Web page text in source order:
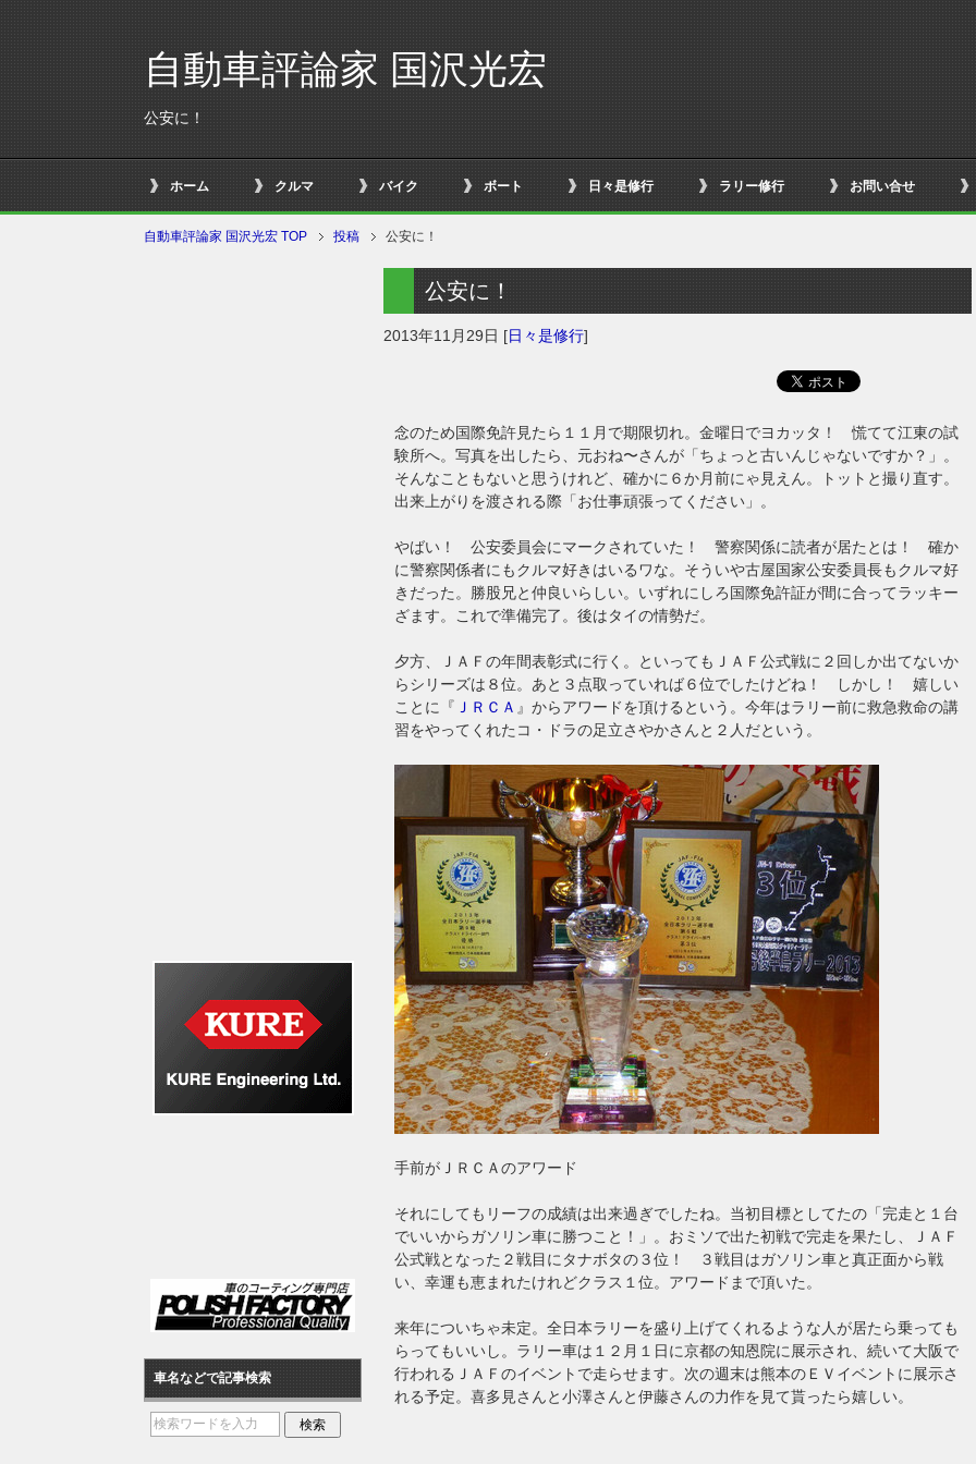
自動車評論家 国沢光宏
公安に！
ホーム クルマ バイク ボート 日々是修行 ラリー修行 お問い合せ
自動車評論家 国沢光宏 TOP 投稿 公安に！
公安に！
2013年11月29日 [日々是修行]
念のため国際免許見たら１１月で期限切れ。金曜日でヨカッタ！ 慌てて江東の試
験所へ。写真を出したら、元おね〜さんが「ちょっと古いんじゃないですか？」。
そんなこともないと思うけれど、確かに６か月前にゃ見えん。トットと撮り直す。
出来上がりを渡される際「お仕事頑張ってください」。
やばい！ 公安委員会にマークされていた！ 警察関係に読者が居たとは！ 確か
に警察関係者にもクルマ好きはいるワな。そういや古屋国家公安委員長もクルマ好
きだった。勝股兄と仲良いらしい。いずれにしろ国際免許証が間に合ってラッキー
ざます。これで準備完了。後はタイの情勢だ。
夕方、ＪＡＦの年間表彰式に行く。といってもＪＡＦ公式戦に２回しか出てないか
らシリーズは８位。あと３点取っていれば６位でしたけどね！ しかし！ 嬉しい
ことに『 ＪＲＣＡ 』からアワードを頂けるという。今年はラリー前に救急救命の講
習をやってくれたコ・ドラの足立さやかさんと２人だという。
手前がＪＲＣＡのアワード
それにしてもリーフの成績は出来過ぎでしたね。当初目標としてたの「完走と１台
でいいからガソリン車に勝つこと！」。おミソで出た初戦で完走を果たし、ＪＡＦ
公式戦となった２戦目にタナボタの３位！ ３戦目はガソリン車と真正面から戦
い、幸運も恵まれたけれどクラス１位。アワードまで頂いた。
来年についちゃ未定。全日本ラリーを盛り上げてくれるような人が居たら乗っても
らってもいいし。ラリー車は１２月１日に京都の知恩院に展示され、続いて大阪で
行われるＪＡＦのイベントで走らせます。次の週末は熊本のＥＶイベントに展示さ
れる予定。喜多見さんと小澤さんと伊藤さんの力作を見て貰ったら嬉しい。
車名などで記事検索